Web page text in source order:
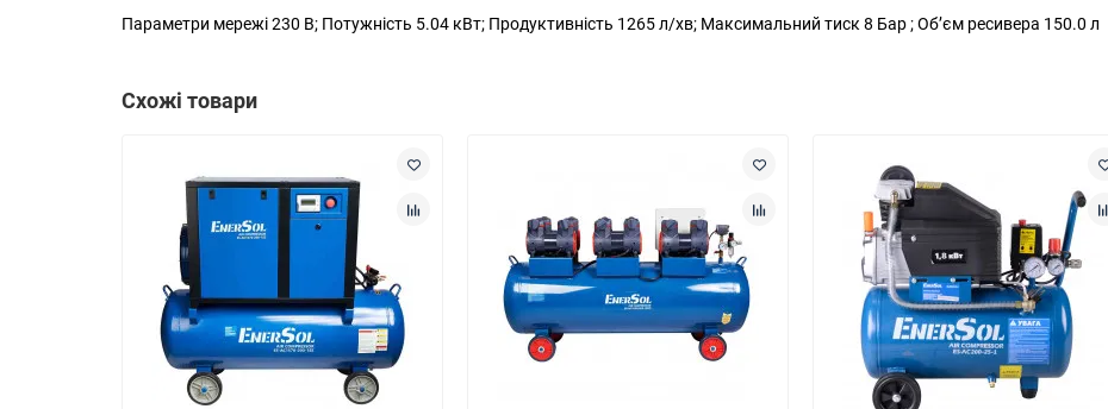
Параметри мережі 230 В; Потужність 5.04 кВт; Продуктивність 1265 л/хв; Максимальний тиск 8 Бар ; Об’єм ресивера 150.0 л
Схожі товари